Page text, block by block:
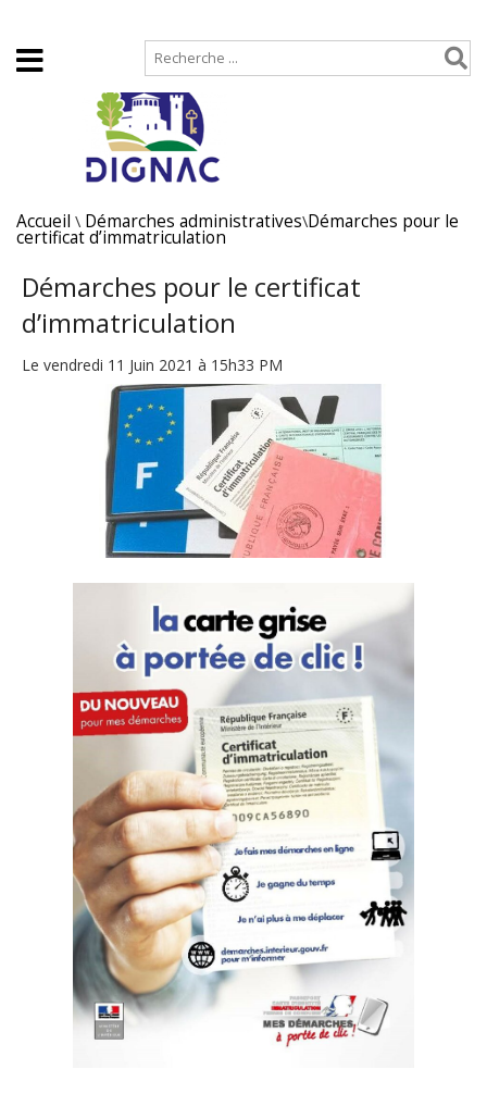
Accueil \ Démarches administratives\Démarches pour le
certificat d’immatriculation
Démarches pour le certificat
d’immatriculation
Le vendredi 11 Juin 2021 à 15h33 PM